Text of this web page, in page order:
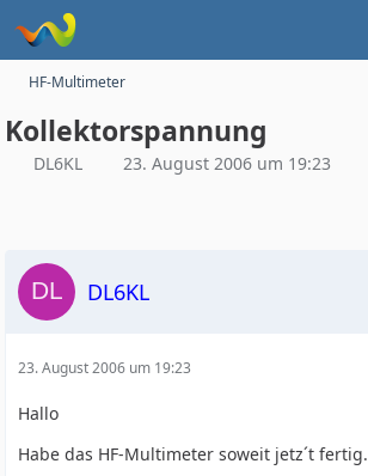
HF-Multimeter
Kollektorspannung
DL6KL 23. August 2006 um 19:23
DL6KL
23. August 2006 um 19:23
Hallo
Habe das HF-Multimeter soweit jetz´t fertig.